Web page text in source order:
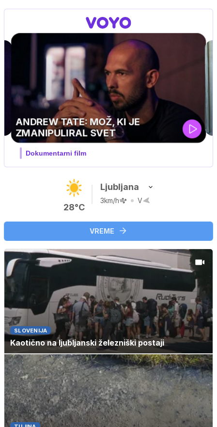
MOJ PRIJATELJ PINGVIN
Film meseca / družinski, pustolovski
28°C
Ljubljana
3km/h V
VREME
SLOVENIJA
Kaotično na ljubljanski železniški postaji